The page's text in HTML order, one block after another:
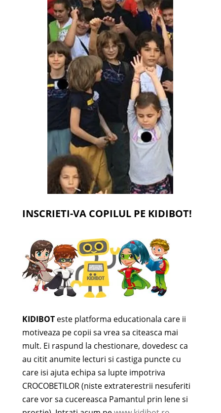
INSCRIETI-VA COPILUL PE KIDIBOT!
KIDIBOTeste platforma educationala care ii
motiveaza pe copii sa vrea sa citeasca mai
mult. Ei raspund la chestionare, dovedesc ca
au citit anumite lecturi si castiga puncte cu
care isi ajuta echipa sa lupte impotriva
CROCOBETILOR (niste extraterestrii nesuferiti
care vor sa cucereasca Pamantul prin lene si